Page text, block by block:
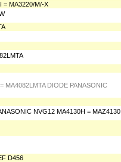
= MA3220/M/-X
MA4082LMTA DIODE PANASONIC
NVG12 MA4130H = MAZ4130
D456